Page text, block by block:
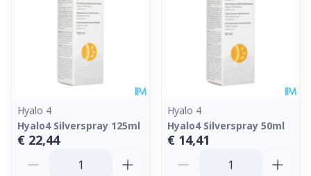
Hyalo 4
Hyalo4 Silverspray 125ml
€ 22,44
Hyalo 4
Hyalo4 Silverspray 50ml
€ 14,41